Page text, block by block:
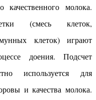
качественного молока.
(смесь клеток,
клеток) играют
доения. Подсчет
используется для
и качества молока.